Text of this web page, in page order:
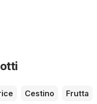
Cestino
Frutta